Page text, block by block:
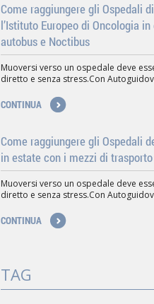
Come raggiungere gli Ospedali
l’Istituto Europeo di Oncologia
autobus e Noctibus
Muoversi verso un ospedale deve
diretto e senza stress.Con
CONTINUA
Come raggiungere gli Ospedali
in estate con i mezzi di trasporto
Muoversi verso un ospedale deve
diretto e senza stress.Con
CONTINUA
TAG